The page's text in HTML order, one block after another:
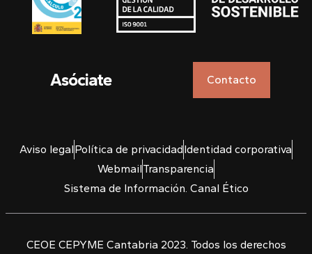
Asóciate Contacto
Aviso legalPolítica de privacidadIdentidad corporativa
WebmailTransparencia
Sistema de Información. Canal Ético
CEOE CEPYME Cantabria 2023. Todos los derechos